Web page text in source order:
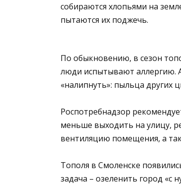
собираются хлопьями на
пытаются их поджечь.
По обыкновению, в сезон
люди испытывают аллергию.
«налипнуть»: пыльца других
Роспотребнадзор
меньше выходить на улицу,
вентиляцию помещения, а
Тополя в Смоленске
задача – озеленить город «с